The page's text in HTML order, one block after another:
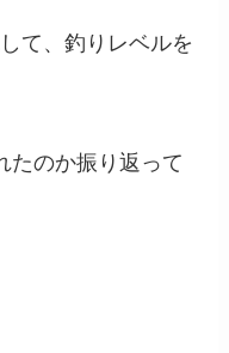
て、釣りレベルを
たのか振り返って